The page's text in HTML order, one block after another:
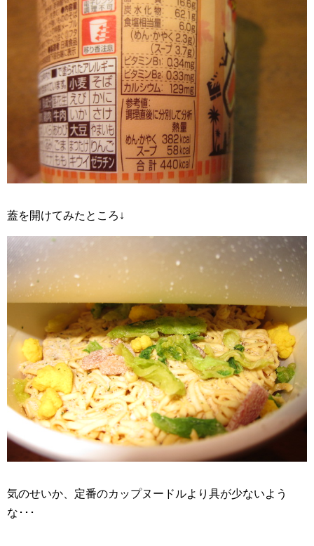
蓋を開けてみたところ↓
気のせいか、定番のカップヌードルより具が少ないよう
な･･･